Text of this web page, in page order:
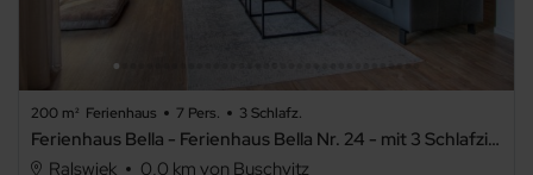
200 m² Ferienhaus 7 Pers. 3 Schlafz.
Ferienhaus Bella - Ferienhaus Bella Nr. 24 - mit 3 Schlafzimmern
Ralswiek
0,0 km von Buschvitz